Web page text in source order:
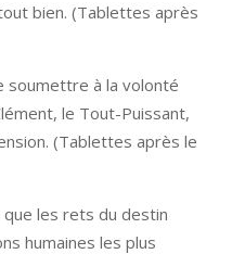
bien. (Tablettes après
à la volonté
le Tout-Puissant,
(Tablettes après le
les rets du destin
humaines les plus